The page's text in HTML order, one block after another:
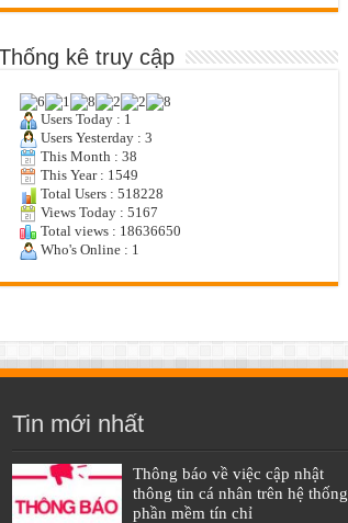
kê truy cập
Users Today : 1
Users Yesterday : 3
This Month : 38
This Year : 1549
Total Users : 518228
Views Today : 5167
Total views : 18636650
Who's Online : 1
Tin mới nhất
Thông báo về việc cập nhật
thông tin cá nhân trên hệ thống
phần mềm tín chỉ